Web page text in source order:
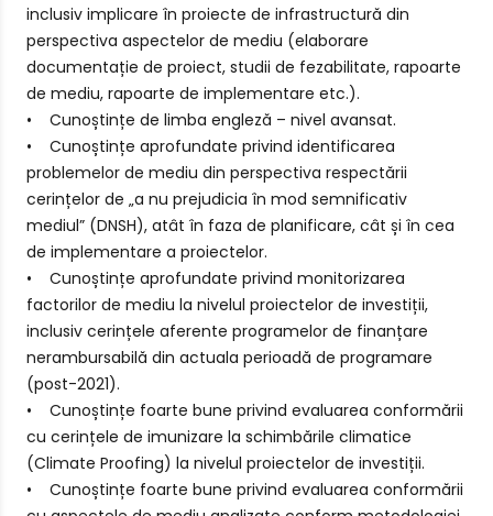
inclusiv implicare în proiecte de infrastructură din
perspectiva aspectelor de mediu (elaborare
documentație de proiect, studii de fezabilitate, rapoarte
de mediu, rapoarte de implementare etc.).
• Cunoștințe de limba engleză – nivel avansat.
• Cunoștințe aprofundate privind identificarea
problemelor de mediu din perspectiva respectării
cerințelor de „a nu prejudicia în mod semnificativ
mediul” (DNSH), atât în faza de planificare, cât și în cea
de implementare a proiectelor.
• Cunoștințe aprofundate privind monitorizarea
factorilor de mediu la nivelul proiectelor de investiții,
inclusiv cerințele aferente programelor de finanțare
nerambursabilă din actuala perioadă de programare
(post-2021).
• Cunoștințe foarte bune privind evaluarea conformării
cu cerințele de imunizare la schimbările climatice
(Climate Proofing) la nivelul proiectelor de investiții.
• Cunoștințe foarte bune privind evaluarea conformării